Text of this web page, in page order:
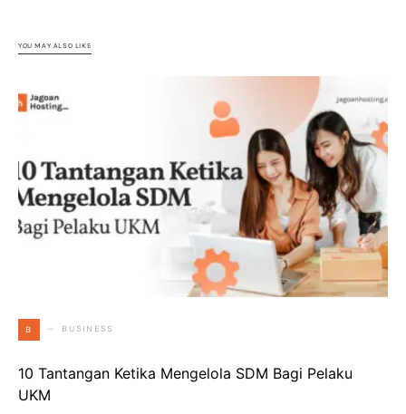
YOU MAY ALSO LIKE
B BUSINESS
10 Tantangan Ketika Mengelola SDM Bagi Pelaku
UKM